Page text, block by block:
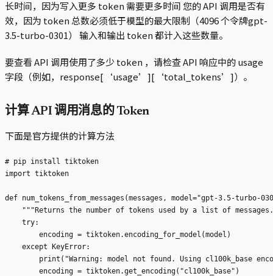
长时间，因为写入更多 token 需要更多时间 您的 API 调用是否有
效，因为 token 总数必须低于模型的最大限制（4096 个令牌gpt-
3.5-turbo-0301） 输入和输出 token 都计入这些数量。
要查看 API 调用使用了多少 token ，请检查 API 响应中的 usage
字段（例如，response[‘usage’][‘total_tokens’]）。
计算 API 调用消息的 Token
下面是官方提供的计算方法
# pip install tiktoken
import tiktoken
def num_tokens_from_messages(messages, model="gpt-3.5-turbo-
"""Returns the number of tokens used by a list of
    try:
        encoding = tiktoken.encoding_for_model(model)
    except KeyError:
print("Warning: model not found. Using cl100k_base
        encoding = tiktoken.get_encoding("cl100k_base")